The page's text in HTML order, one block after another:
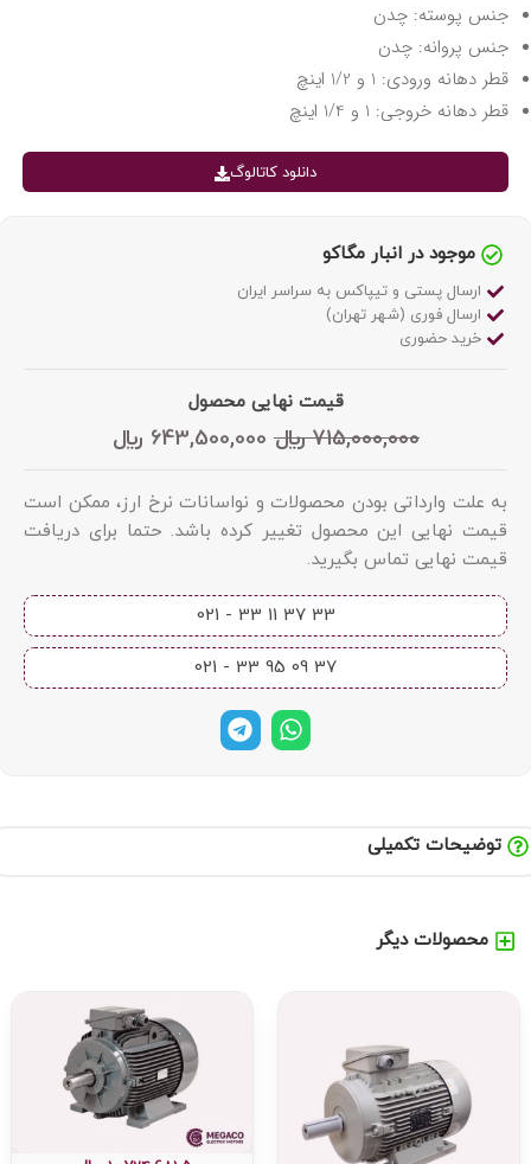
جنس پوسته: چدن
جنس پروانه: چدن
قطر دهانه ورودی: 1 و 1/2 اینچ
قطر دهانه خروجی: 1 و 1/4 اینچ
دانلود کاتالوگ
موجود در انبار مگاکو
ارسال پستی و تیپاکس به سراسر ایران
ارسال فوری (شهر تهران)
خرید حضوری
قیمت نهایی محصول
715,000,000 ﷼ 643,500,000 ﷼
به علت وارداتی بودن محصولات و نواسانات نرخ ارز، ممکن است
قیمت نهایی این محصول تغییر کرده باشد. حتما برای دریافت
قیمت نهایی تماس بگیرید.
33 37 11 33 - 021​
37 09 95 33 - 021​
توضیحات تکمیلی
محصولات دیگر